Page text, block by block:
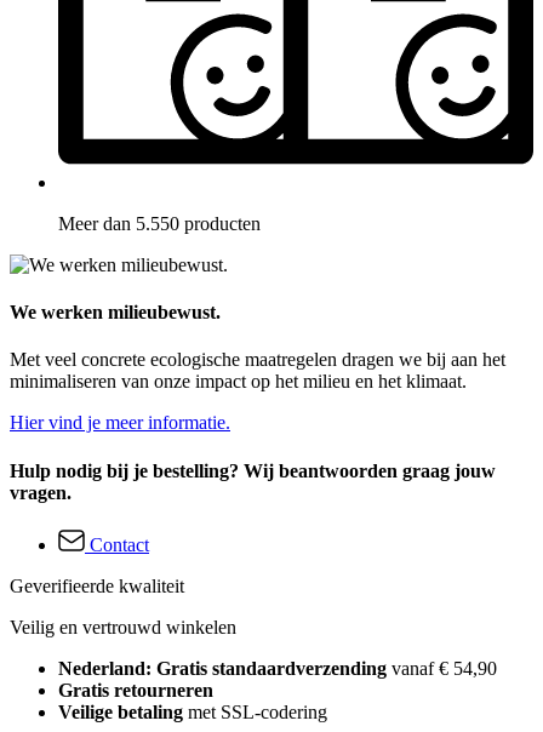
Meer dan 5.550 producten
We werken milieubewust.
Met veel concrete ecologische maatregelen dragen we bij aan het
minimaliseren van onze impact op het milieu en het klimaat.
Hier vind je meer informatie.
Hulp nodig bij je bestelling? Wij beantwoorden graag jouw
vragen.
Contact
Geverifieerde kwaliteit
Veilig en vertrouwd winkelen
Nederland: Gratis standaardverzending vanaf € 54,90
Gratis retourneren
Veilige betaling met SSL-codering